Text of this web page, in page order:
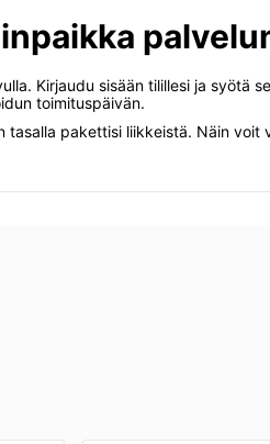
Kirjaudu sisään tilillesi ja syötä
toimituspäivän.
pakettisi liikkeistä. Näin voit